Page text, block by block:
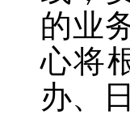
的业
心将
办、